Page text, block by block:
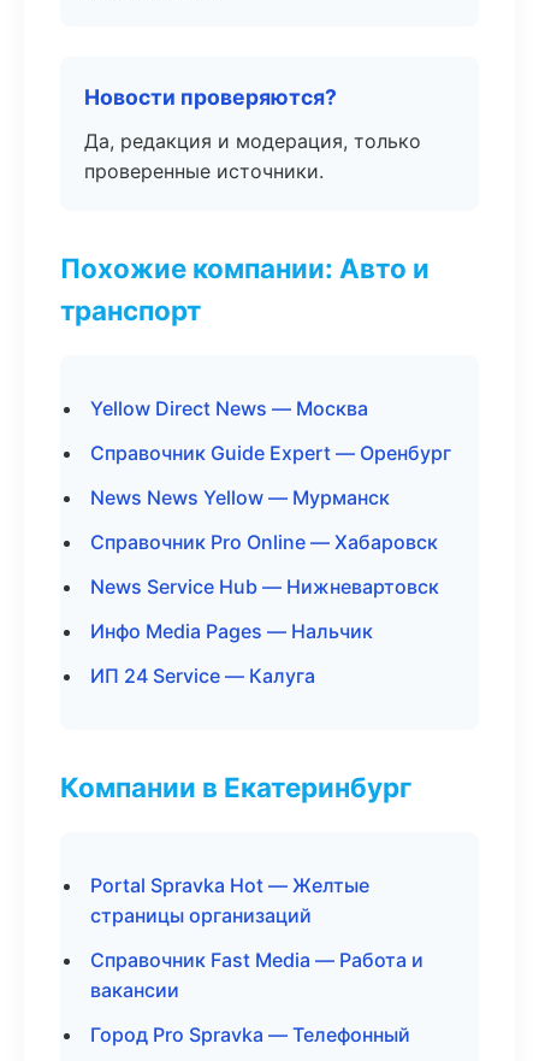
Новости проверяются?
Да, редакция и модерация, только
проверенные источники.
Похожие компании: Авто и
транспорт
Yellow Direct News — Москва
Справочник Guide Expert — Оренбург
News News Yellow — Мурманск
Справочник Pro Online — Хабаровск
News Service Hub — Нижневартовск
Инфо Media Pages — Нальчик
ИП 24 Service — Калуга
Компании в Екатеринбург
Portal Spravka Hot — Желтые
страницы организаций
Справочник Fast Media — Работа и
вакансии
Город Pro Spravka — Телефонный